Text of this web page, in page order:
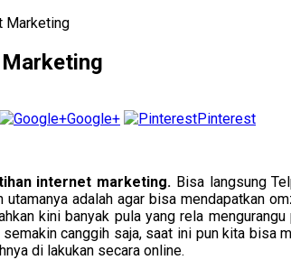
Marketing
Google+ Pinterest
internet marketing. Bisa langsung
adalah agar bisa mendapatkan
kini banyak pula yang rela
canggih saja, saat ini pun kita bisa
di lakukan secara online.